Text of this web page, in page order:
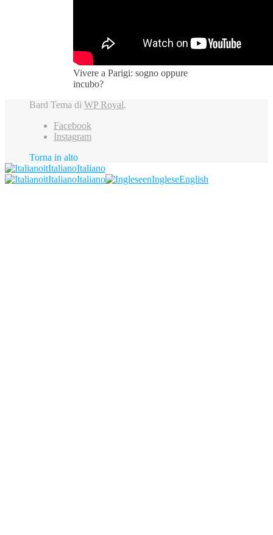
Vivere a Parigi: sogno oppure
incubo?
Bard Tema di WP Royal.
Facebook
Instagram
Torna in alto
itItalianoItaliano
itItalianoItaliano enIngleseEnglish